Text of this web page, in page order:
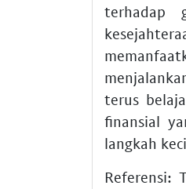
terhadap
terus
finansial
langkah
Referensi: